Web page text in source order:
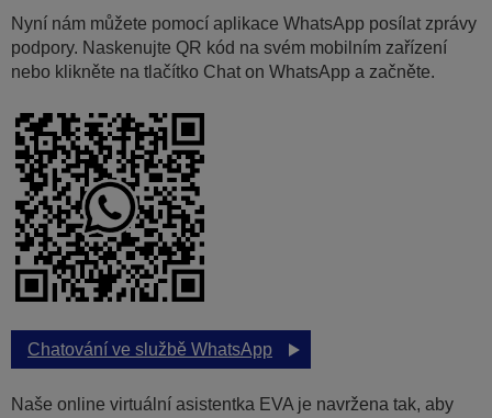
Nyní nám můžete pomocí aplikace WhatsApp posílat zprávy
podpory. Naskenujte QR kód na svém mobilním zařízení
nebo klikněte na tlačítko Chat on WhatsApp a začněte.
Chatování ve službě WhatsApp
Naše online virtuální asistentka EVA je navržena tak, aby